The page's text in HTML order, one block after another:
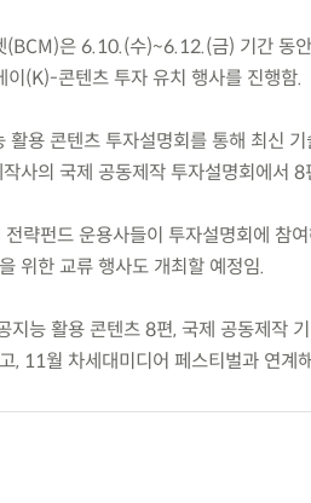
은 6.10.(수)~6.12.(금) 기간 동
이(K)-콘텐츠 투자 유치 행사를 진행함.
용 콘텐츠 투자설명회를 통해 최신
사의 국제 공동제작 투자설명회에서
략펀드 운용사들이 투자설명회에 참
위한 교류 행사도 개최할 예정임.
지능 활용 콘텐츠 8편, 국제 공동제작
, 11월 차세대미디어 페스티벌과 연계